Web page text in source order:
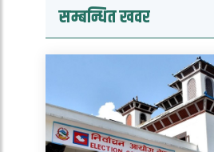
सम्बन्धित खवर